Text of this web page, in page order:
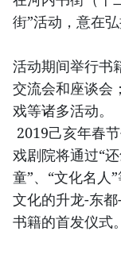
街”活动，意在
活动期间举行书
交流会和座谈会
戏等诸多活动。
2019己亥年春
戏剧院将通过“
童”、“文化名人
文化的升龙-东
书籍的首发仪式。